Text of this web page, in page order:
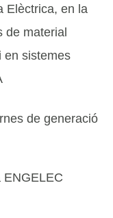
Elèctrica, en la
de material
en sistemes
de generació
ENGELEC